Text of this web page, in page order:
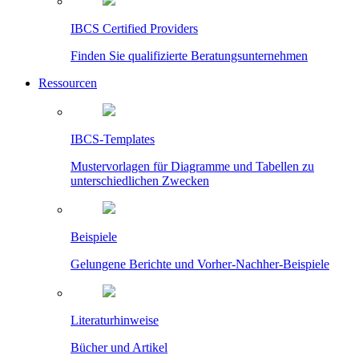
IBCS Certified Providers
Finden Sie qualifizierte Beratungsunternehmen
Ressourcen
IBCS-Templates
Mustervorlagen für Diagramme und Tabellen zu
unterschiedlichen Zwecken
Beispiele
Gelungene Berichte und Vorher-Nachher-Beispiele
Literaturhinweise
Bücher und Artikel